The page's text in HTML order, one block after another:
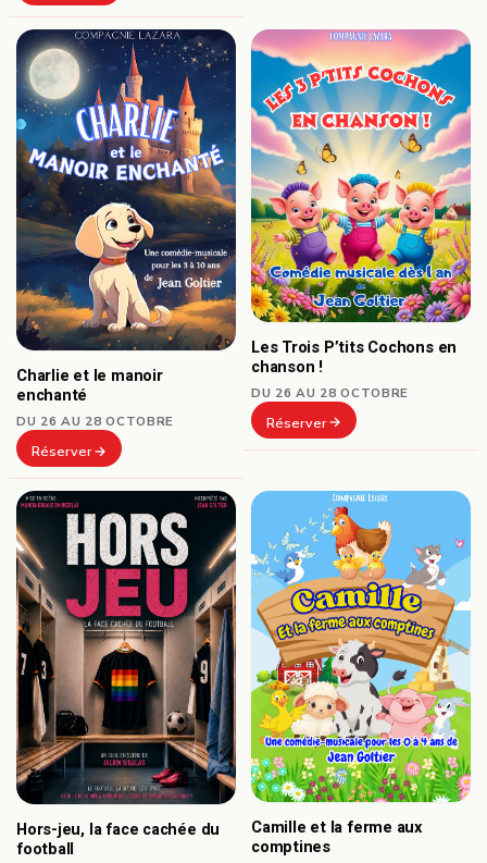
Charlie et le manoir
enchanté
DU 26 AU 28 OCTOBRE
Réserver
Les Trois P’tits Cochons en
chanson !
DU 26 AU 28 OCTOBRE
Réserver
Hors-jeu, la face cachée du
football
Camille et la ferme aux
comptines